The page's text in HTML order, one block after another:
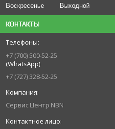
Воскресенье
Выходной
КОНТАКТЫ
+7 (700) 500-52-25
(WhatsApp)
+7 (727) 328-52-25
Сервис Центр NBN